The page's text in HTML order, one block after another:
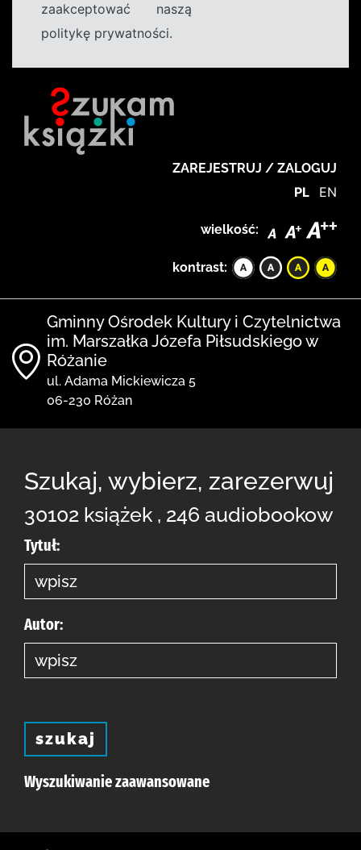
zaakceptować naszą
politykę prywatności.
ZAREJESTRUJ / ZALOGUJ
PL EN
wielkość:
kontrast:
Gminny Ośrodek Kultury i Czytelnictwa
im. Marszałka Józefa Piłsudskiego w
Różanie
ul. Adama Mickiewicza 5
06-230 Różan
Szukaj, wybierz, zarezerwuj
30102 książek , 246 audiobookow
Tytuł:
Autor:
szukaj
Wyszukiwanie zaawansowane